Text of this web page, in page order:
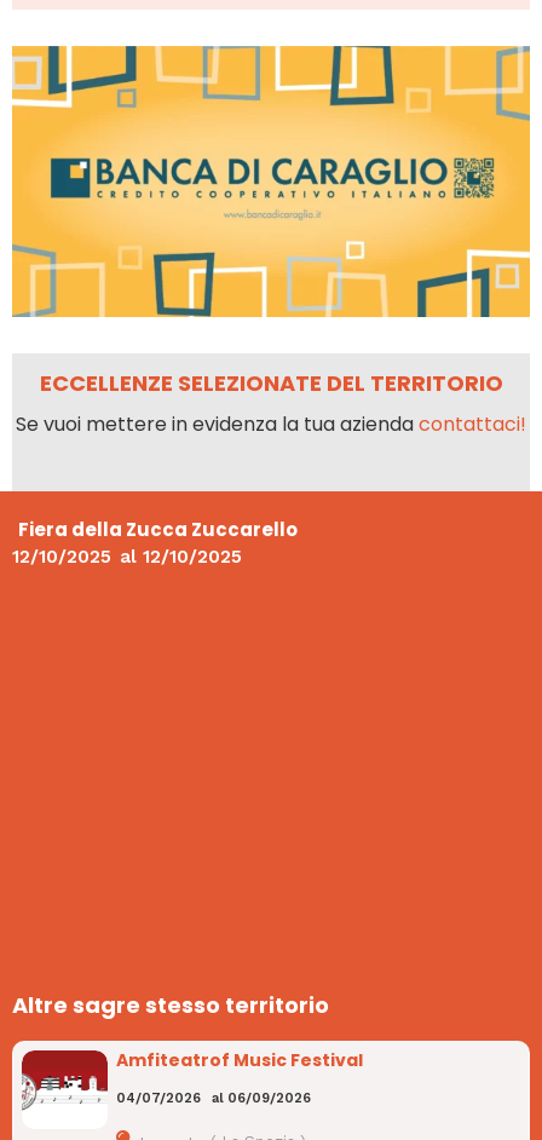
ECCELLENZE SELEZIONATE DEL TERRITORIO
Se vuoi mettere in evidenza la tua aziendacontattaci!
Fiera della Zucca Zuccarello
12/10/2025 al 12/10/2025
Altre sagre stesso territorio
Amfiteatrof Music Festival
04/07/2026 al 06/09/2026